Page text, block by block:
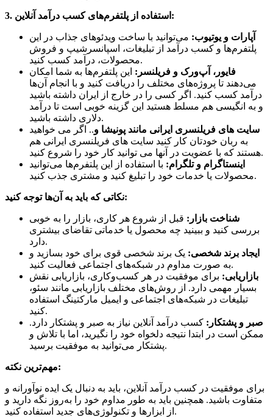
3. استفاده از پلتفرم‌های کسب درآمد آنلاین:
آپارات و یوتیوب: می‌توانید با ساخت ویدئوهای جذاب در این
پلتفرم‌ها و کسب درآمد از تبلیغات، اسپانسرشیپ و فروش
محصولات، درآمد کسب کنید.
فایور، آپ‌ورک و فریلنسر: این پلتفرم‌ها به شما امکان
می‌دهند تا پروژه‌های مختلف را دریافت کنید و با انجام آن‌ها
درآمد کسب کنید. اگر کسی را در خارج از ایران داشته باشید
و به انگیسی هم مسلط هستید این گزینه خوبی است تا درآمد
دلاری داشته باشید.
سایت های فریلنسری ایرانی مانند پونیشا و.. اگر می خواهید
به ربان خودتان کار کنید سایت های فریلنسری ایرانی هم
هستند که با عضویت در آنها می توانید کار خود را شروع کنید.
اینستاگرام و تلگرام: با استفاده از این پلتفرم‌ها می‌توانید
محصولات یا خدمات خود را تبلیغ کنید و مشتری جذب کنید.
نکاتی که باید به آن‌ها توجه کنید:
شناخت بازار: قبل از شروع هر کاری، بازار را به خوبی
بررسی کنید و ببینید چه محصول یا خدماتی تقاضای بیشتری
دارد.
ایجاد برند شخصی: یک برند شخصی قوی برای خود بسازید و
به صورت مداوم در شبکه‌های اجتماعی فعالیت کنید.
بازاریابی: برای موفقیت در هر کسب‌وکاری، بازاریابی نقش
بسیار مهمی دارد. از روش‌های مختلف بازاریابی مانند سئو،
تبلیغات در شبکه‌های اجتماعی و ایمیل مارکتینگ استفاده
کنید.
صبر و پشتکار: کسب درآمد آنلاین نیاز به صبر و پشتکار دارد.
ممکن است در ابتدا نتیجه دلخواه خود را نگیرید، اما با تلاش و
پشتکار می‌توانید به موفقیت برسید.
مهم‌ترین نکته:
برای موفقیت در کسب درآمد آنلاین، باید به دنبال یک ایده نوآورانه و
متفاوت باشید. همچنین باید به طور مداوم خود را به‌روز نگه دارید و
از ابزارها و تکنولوژی‌های جدید استفاده کنید.